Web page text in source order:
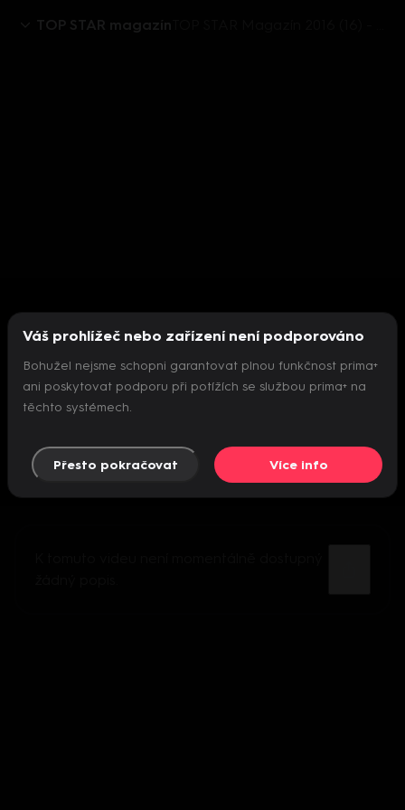
TOP STAR magazín
Nepodařilo se inicializovat přehrávač
Váš prohlížeč nebo zařízení není podporováno
Bohužel nejsme schopni garantovat plnou funkčnost prima+
ani poskytovat podporu při potížích se službou prima+ na
těchto systémech.
Přesto pokračovat Více info